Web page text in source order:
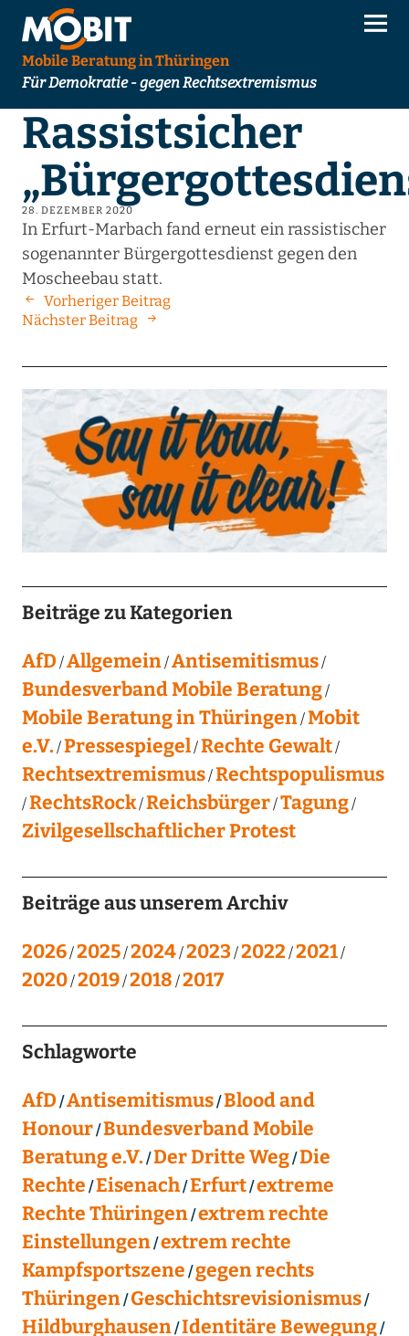
Mobile Beratung in Thüringen
Für Demokratie - gegen Rechtsextremismus
Rassistsicher
28. DEZEMBER 2020
In Erfurt-Marbach fand erneut ein rassistischer
sogenannter Bürgergottesdienst gegen den
Moscheebau statt.
Vorheriger Beitrag
Nächster Beitrag
Beiträge zu Kategorien
AfD Allgemein Antisemitismus
Bundesverband Mobile Beratung
Mobile Beratung in Thüringen Mobit
e.V. Pressespiegel Rechte Gewalt
Rechtsextremismus Rechtspopulismus
RechtsRock Reichsbürger Tagung
Zivilgesellschaftlicher Protest
Beiträge aus unserem Archiv
2026 2025 2024 2023 2022 2021
2020 2019 2018 2017
Schlagworte
AfD Antisemitismus Blood and
Honour Bundesverband Mobile
Beratung e.V. Der Dritte Weg Die
Rechte Eisenach Erfurt extreme
Rechte Thüringen extrem rechte
Einstellungen extrem rechte
Kampfsportszene gegen rechts
Thüringen Geschichtsrevisionismus
Hildburghausen Identitäre Bewegung